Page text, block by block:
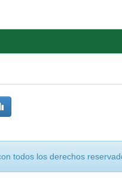
todos los derechos